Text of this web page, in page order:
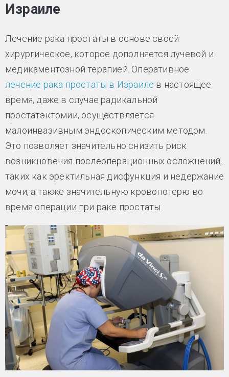
Израиле
Лечение рака простаты в основе своей
хирургическое, которое дополняется лучевой и
медикаментозной терапией. Оперативное
лечение рака простаты в Израиле в настоящее
время, даже в случае радикальной
простатэктомии, осуществляется
малоинвазивным эндоскопическим методом.
Это позволяет значительно снизить риск
возникновения послеоперационных осложнений,
таких как эректильная дисфункция и недержание
мочи, а также значительную кровопотерю во
время операции при раке простаты.